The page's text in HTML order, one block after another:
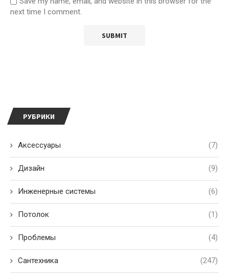
next time I comment.
РУБРИКИ
Аксессуары (7)
Дизайн (9)
Инженерные системы (6)
Потолок (1)
Проблемы (4)
Сантехника (247)